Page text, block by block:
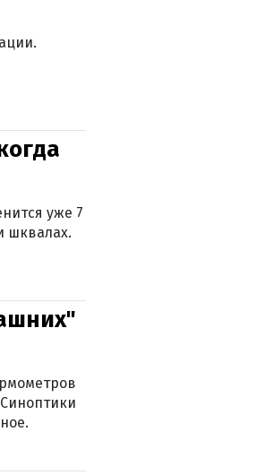
уже 7
шквалах.